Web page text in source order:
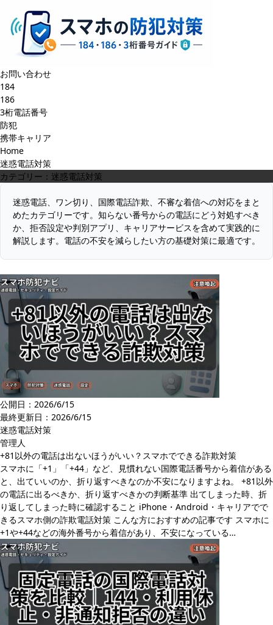
お問い合わせ
184
186
3桁電話番号
防犯
携帯キャリア
Home
迷惑電話対策
カテゴリー：迷惑電話対策
迷惑電話、ワン切り、国際電話詐欺、不審な着信への対応をまと
めたカテゴリーです。知らない番号からの電話にどう対処すべき
か、拒否設定や判別アプリ、キャリアサービスを含めて実践的に
解説します。電話の不安を減らしたい方の基礎対策に最適です。
公開日：2026/6/15
最終更新日： 2026/6/15
迷惑電話対策
管理人
+81以外の電話は出ないほうがいい？スマホでできる詐欺対策
スマホに「+1」「+44」など、見慣れない国際電話番号から着信がある
と、出ていいのか、折り返すべきなのか不安になりますよね。 +81以外
の電話に出るべきか、折り返すべきかの判断基準 出てしまった時、折
り返してしまった時に確認すること iPhone・Android・キャリアでで
きるスマホ側の詐欺電話対策 こんな方におすすめの記事です スマホに
+1や+44などの海外番号から着信があり、不安になっている…